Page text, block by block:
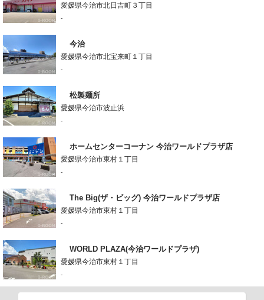
愛媛県今治市北日吉町３丁目
-
今治
愛媛県今治市北宝来町１丁目
-
松製麺所
愛媛県今治市波止浜
-
ホームセンターコーナン 今治ワールドプラザ店
愛媛県今治市東村１丁目
-
The Big(ザ・ビッグ) 今治ワールドプラザ店
愛媛県今治市東村１丁目
-
WORLD PLAZA(今治ワールドプラザ)
愛媛県今治市東村１丁目
-